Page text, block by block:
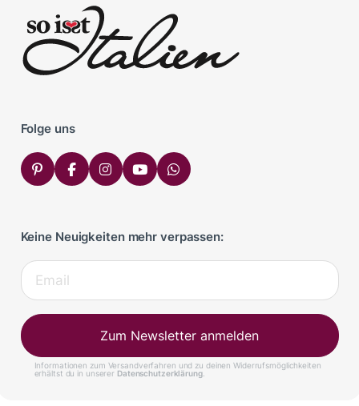
Folge uns
Keine Neuigkeiten mehr verpassen:
Zum Newsletter anmelden
Informationen zum Versandverfahren und zu deinen Widerrufsmöglichkeiten
erhältst du in unserer Datenschutzerklärung.